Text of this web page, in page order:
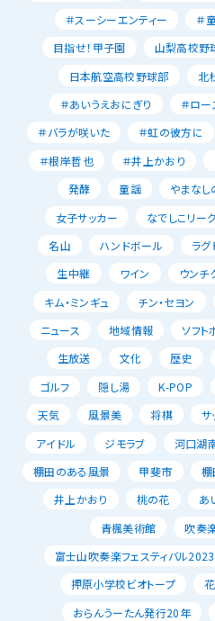
＃スーシーエンティー
＃
目指せ！甲子園
山梨高校野
日本航空高校野球部
北
＃あいうえおにぎり
＃ロー
＃バラが咲いた
＃虹の彼方に
＃根岸哲也
＃井上かおり
発酵
童謡 やまなし
女子サッカー
なでしこリー
名山
ハンドボール ラグ
生中継
ワイン ウンチ
キム・ミンギュ
チン・セヨン
ニュース
地域情報 ソフト
生放送
文化 歴史
ゴルフ
隠し湯 K-POP
天気
風景美 将棋 サ
アイドル
ジモラブ 河口湖
棚田のある風景
甲斐市 棚
井上かおり
桃の花 あ
青楓美術館
吹奏
富士山吹奏楽フェスティバル2023
押原小学校ビオトープ
おらんうーたん発行20年